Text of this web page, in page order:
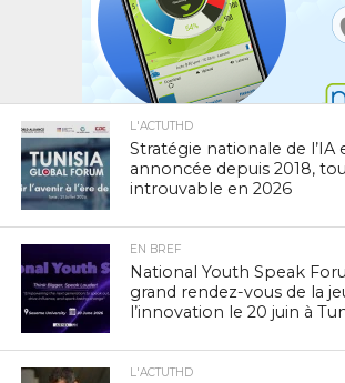
L'ACTUTHD
Stratégie nationale de l’IA
annoncée depuis 2018,
introuvable en 2026
EN BREF
National Youth Speak
grand rendez-vous de la
l’innovation le 20 juin à
L'ACTUTHD